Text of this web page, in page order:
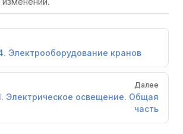
Электрооборудование кранов
Далее
Электрическое освещение. Общая
часть